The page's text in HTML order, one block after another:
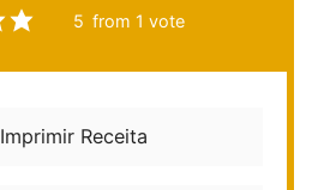
5 from 1 vote
Imprimir Receita